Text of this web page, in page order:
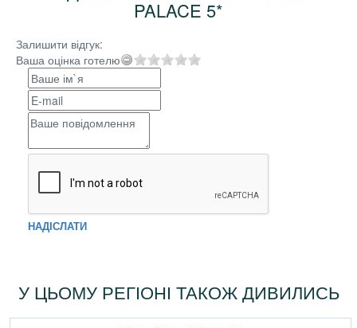
PALACE 5*
Залишити відгук:
Ваша оцінка готелю
НАДІСЛАТИ
У ЦЬОМУ РЕГІОНІ ТАКОЖ ДИВИЛИСЬ